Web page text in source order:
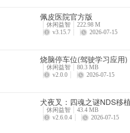
佩皮医院官方版
休闲益智
222.98 M
v3.15.7
2026-07-15
烧脑停车位(驾驶学习应用)
休闲益智
80.3 MB
v2.0.0
2026-07-15
犬夜叉：四魂之谜NDS移
休闲益智
43.4 MB
v2.6.0.4
2026-07-15